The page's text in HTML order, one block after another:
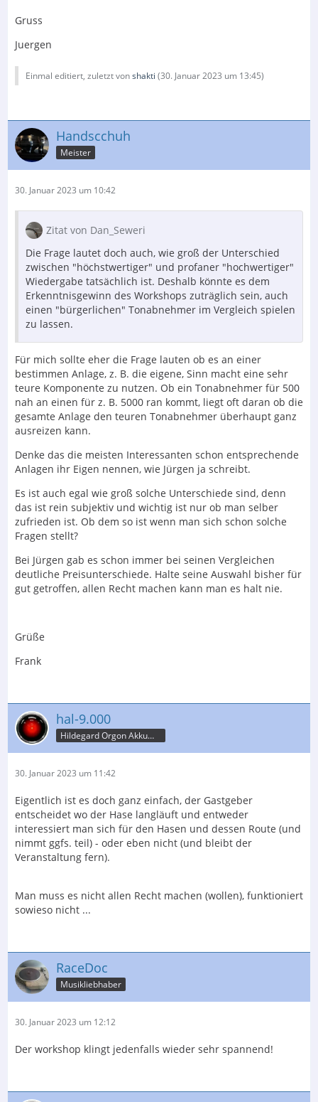
Gruss
Juergen
Einmal editiert, zuletzt vonshakti (30. Januar 2023 um 13:45)
Handscchuh
Meister
30. Januar 2023 um 10:42
Zitat von Dan_Seweri
Die Frage lautet doch auch, wie groß der Unterschied
zwischen "höchstwertiger" und profaner "hochwertiger"
Wiedergabe tatsächlich ist. Deshalb könnte es dem
Erkenntnisgewinn des Workshops zuträglich sein, auch
einen "bürgerlichen" Tonabnehmer im Vergleich spielen
zu lassen.
Für mich sollte eher die Frage lauten ob es an einer
bestimmen Anlage, z. B. die eigene, Sinn macht eine sehr
teure Komponente zu nutzen. Ob ein Tonabnehmer für 500
nah an einen für z. B. 5000 ran kommt, liegt oft daran ob die
gesamte Anlage den teuren Tonabnehmer überhaupt ganz
ausreizen kann.
Denke das die meisten Interessanten schon entsprechende
Anlagen ihr Eigen nennen, wie Jürgen ja schreibt.
Es ist auch egal wie groß solche Unterschiede sind, denn
das ist rein subjektiv und wichtig ist nur ob man selber
zufrieden ist. Ob dem so ist wenn man sich schon solche
Fragen stellt?
Bei Jürgen gab es schon immer bei seinen Vergleichen
deutliche Preisunterschiede. Halte seine Auswahl bisher für
gut getroffen, allen Recht machen kann man es halt nie.
Grüße
Frank
hal-9.000
Hildegard Orgon Akkumulator
30. Januar 2023 um 11:42
Eigentlich ist es doch ganz einfach, der Gastgeber
entscheidet wo der Hase langläuft und entweder
interessiert man sich für den Hasen und dessen Route (und
nimmt ggfs. teil) - oder eben nicht (und bleibt der
Veranstaltung fern).
Man muss es nicht allen Recht machen (wollen), funktioniert
sowieso nicht ...
RaceDoc
Musikliebhaber
30. Januar 2023 um 12:12
Der workshop klingt jedenfalls wieder sehr spannend!